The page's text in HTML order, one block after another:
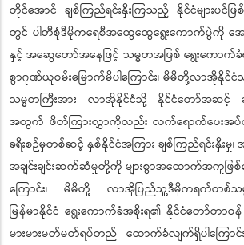
တိုင်အောင် ချစ်ကြည်ရင်းနှီးကြသည့် နိုင်ငံများပင်ဖြစ်
တွင် ပါတီစုံဒီမိုကရေစီအထွေထွေရွေးကောက်ပွဲကို အော
နှင့် အဆွေတော်အနေဖြင့် သမ္မတအဖြစ် ရွေးကောက်ခံ
စွာဂုဏ်ယူဝမ်းမြောက်မိပါကြောင်း၊ မိမိတို့လာအိုနိုင်
သမ္မတကြီးအား လာအိုနိုင်ငံသို့ နိုင်ငံတော်အဆင့် ခ
အတွက် ဖိတ်ကြားလွှာကိုလည်း လက်ရောက်ပေးအပ်လို
ခရီးစဉ်မှတစ်ဆင့် နှစ်နိုင်ငံအကြား ချစ်ကြည်ရင်းနှီးမှု၊
အချင်းချင်းဆက်ဆံမှုတို့ကို များစွာအထောက်အကူဖ
ကြောင်း၊ မိမိတို့ လာအိုပြည်သူ့ဒီမိုကရက်တစ်သမ္မ
မြန်မာနိုင်ငံ ရွေးကောက်ခံအစိုးရ၏ နိုင်ငံတော်တာဝ
မားမားမတ်မတ်ရပ်တည် ထောက်ခံလျက်ရှိပါကြေ